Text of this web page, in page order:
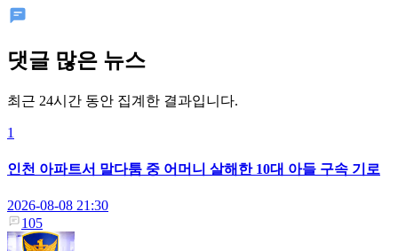
댓글 많은 뉴스
최근 24시간 동안 집계한 결과입니다.
1
인천 아파트서 말다툼 중 어머니 살해한 10대 아들 구속 기로
2026-08-08 21:30
105